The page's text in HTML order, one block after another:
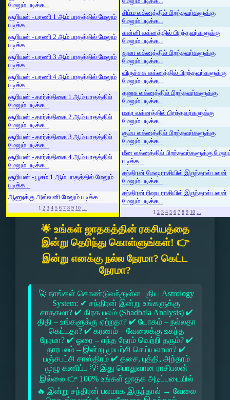
மேலும் படிக்க...
சூரியன் - பரணி 1 ஆம் பாதத்தில் மேலும்
படிக்க...
சூரியன் - பரணி 2 ஆம் பாதத்தில் மேலும்
படிக்க...
சூரியன் - பரணி 3 ஆம் பாதத்தில் மேலும்
படிக்க...
சூரியன் - பரணி 4 ஆம் பாதத்தில் மேலும்
படிக்க...
சூரியன் - கார்த்திகை 1 ஆம் பாதத்தில்
மேலும் படிக்க...
சூரியன் - கார்த்திகை 2 ஆம் பாதத்தில்
மேலும் படிக்க...
சூரியன் - கார்த்திகை 3 ஆம் பாதத்தில்
மேலும் படிக்க...
சூரியன் - கார்த்திகை 4 ஆம் பாதத்தில்
மேலும் படிக்க...
சூரியன் - பூசம் 1 ஆம் பாதத்தில் மேலும்
படிக்க...
ஆணுக்கு அஸ்வனி மேலும் படிக்க...
1 2 3 4 5 6 7 8 9 10 ...
சிம்ம லக்னத்தில் பிறந்தவர்களுக்கு
மேலும் படிக்க...
கன்னி லக்னத்தில் பிறந்தவர்களுக்கு
மேலும் படிக்க...
துலா லக்னத்தில் பிறந்தவர்களுக்கு
மேலும் படிக்க...
விருச்சக லக்னத்தில் பிறந்தவர்களுக்கு
மேலும் படிக்க...
தனுசு லக்னத்தில் பிறந்தவர்களுக்கு
மேலும் படிக்க...
மகர லக்னத்தில் பிறந்தவர்களுக்கு
மேலும் படிக்க...
கும்ப லக்னத்தில் பிறந்தவர்களுக்கு
மேலும் படிக்க...
மீன லக்னத்தில் பிறந்தவர்களுக்கு
படிக்க...
சந்திரன் மேஷ ராசியில் இருந்தால் பலன்
மேலும் படிக்க...
சந்திரன் ரிஷப ராசியில் இருந்தால் பலன்
மேலும் படிக்க...
1 2 3 4 5 6 7 8 9 10 ...
🌟 உங்கள் ஜாதகத்தின் ரகசியத்தை
இன்று தெரிந்து கொள்ளுங்கள்! 👉
இன்று எனக்கு நல்ல நேரமா? கெட்ட
நேரமா?
🚀 நாங்கள் கொண்டுவந்துள்ள புதிய Astrology
System: ✔ சந்திரன் இன்று உங்களுக்கு
சாதகமா? ✔ கிரக பலம் (Shadbala Analysis) ✔
திதி – உங்களுக்கு ஏற்றதா? ✔ யோகம் – நல்லதா
கெட்டதா? ✔ கரணம் – வேலைக்கு உகந்த
நேரமா? ✔ ஓரை – எந்த நேரம் வெற்றி தரும்? ✔
தாரபலம் – இன்று முயற்சி செய்யலாமா? ✔
பஞ்சபட்சி சாஸ்திரம் ✔ தசை, புத்தி, அந்தரம்
முழு கணிப்பு 💡 இது பொதுவான ராசிபலன்
இல்லை 👉 100% உங்கள் ஜாதக அடிப்படையில்
🔥 இன்று சந்திரன் பலமாக இருந்தால் → வேலை